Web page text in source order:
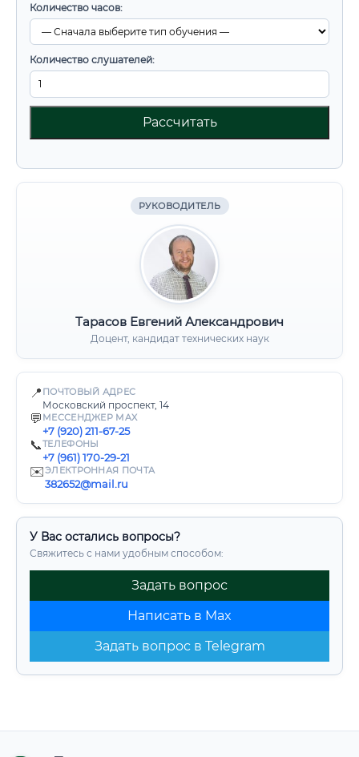
Количество часов:
Количество слушателей:
Рассчитать
РУКОВОДИТЕЛЬ
Тарасов Евгений Александрович
Доцент, кандидат технических наук
📍 ПОЧТОВЫЙ АДРЕС
Московский проспект, 14
💬 МЕССЕНДЖЕР MAX
+7 (920) 211-67-25
📞ТЕЛЕФОНЫ
+7 (961) 170-29-21
✉️ЭЛЕКТРОННАЯ ПОЧТА
382652@mail.ru
У Вас остались вопросы?
Свяжитесь с нами удобным способом:
Задать вопрос
Написать в Max
Задать вопрос в Telegram